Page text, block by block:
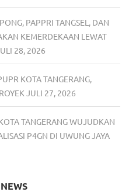
PAPPRI TANGSEL, DAN
KEMERDEKAAN LEWAT
28, 2026
KOTA TANGERANG,
JULI 27, 2026
TANGERANG WUJUDKAN
P4GN DI UWUNG JAYA